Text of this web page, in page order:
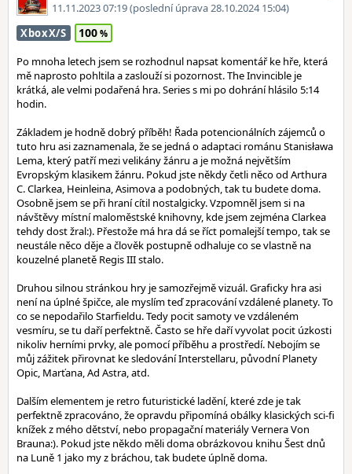
11.11.2023 07:19(poslední úprava 28.10.2024 15:04)
XboxX/S 100
Po mnoha letech jsem se rozhodnul napsat komentář ke hře, která
mě naprosto pohltila a zaslouží si pozornost. The Invincible je
krátká, ale velmi podařená hra. Series s mi po dohrání hlásilo 5:14
hodin.
Základem je hodně dobrý příběh! Řada potencionálních zájemců o
tuto hru asi zaznamenala, že se jedná o adaptaci románu Stanisława
Lema, který patří mezi velikány žánru a je možná největším
Evropským klasikem žánru. Pokud jste někdy četli něco od Arthura
C. Clarkea, Heinleina, Asimova a podobných, tak tu budete doma.
Osobně jsem se při hraní cítil nostalgicky. Vzpomněl jsem si na
návštěvy místní maloměstské knihovny, kde jsem zejména Clarkea
tehdy dost žral:). Přestože má hra dá se říct pomalejší tempo, tak se
neustále něco děje a člověk postupně odhaluje co se vlastně na
kouzelné planetě Regis III stalo.
Druhou silnou stránkou hry je samozřejmě vizuál. Graficky hra asi
není na úplné špičce, ale myslím teď zpracování vzdálené planety. To
co se nepodařilo Starfieldu. Tedy pocit samoty ve vzdáleném
vesmíru, se tu daří perfektně. Často se hře daří vyvolat pocit úzkosti
nikoliv herními prvky, ale pomocí příběhu a prostředí. Nebojím se
můj zážitek přirovnat ke sledování Interstellaru, původní Planety
Opic, Marťana, Ad Astra, atd.
Dalším elementem je retro futuristické ladění, které zde je tak
perfektně zpracováno, že opravdu připomíná obálky klasických sci-fi
knížek z mého dětství, nebo propagační materiály Vernera Von
Brauna:). Pokud jste někdo měli doma obrázkovou knihu Šest dnů
na Luně 1 jako my z bráchou, tak budete úplně doma.